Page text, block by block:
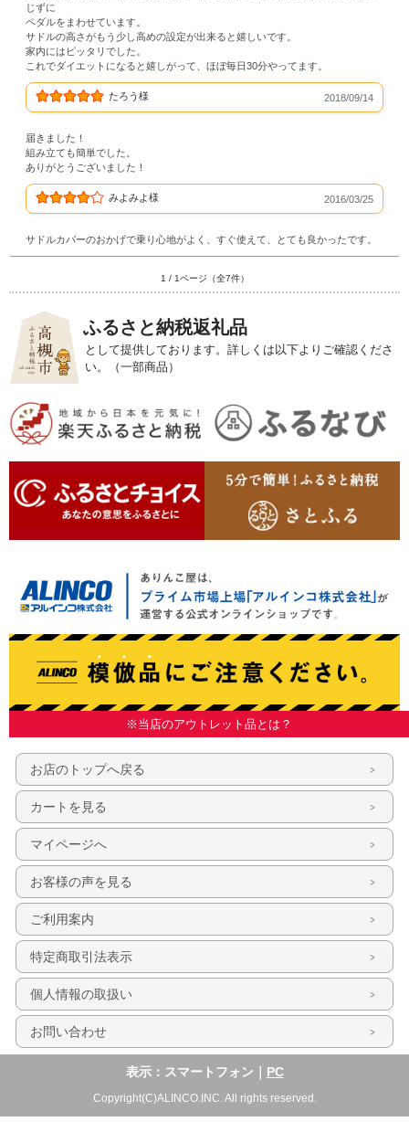
じずに
ペダルをまわせています。
サドルの高さがもう少し高めの設定が出来ると嬉しいです。
家内にはピッタリでした。
これでダイエットになると嬉しがって、ほぼ毎日30分やってます。
たろう様 2018/09/14
届きました！
組み立ても簡単でした。
ありがとうございました！
みよみよ様 2016/03/25
サドルカバーのおかげで乗り心地がよく、すぐ使えて、とても良かったです。
1 / 1ページ（全7件）
ふるさと納税返礼品
として提供しております。詳しくは以下よりご確認くださ
い。（一部商品）
※当店のアウトレット品とは？
お店のトップへ戻る
カートを見る
マイページへ
お客様の声を見る
ご利用案内
特定商取引法表示
個人情報の取扱い
お問い合わせ
表示：スマートフォン｜ PC
Copyright(C)ALINCO.INC. All rights reserved.